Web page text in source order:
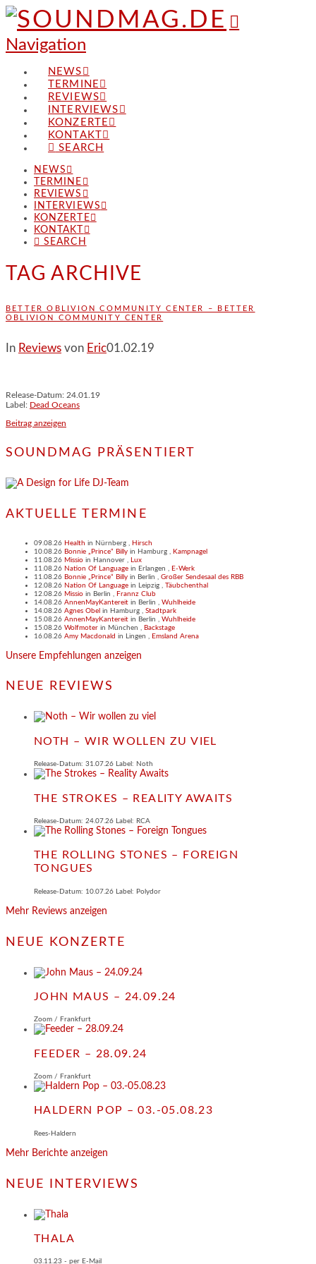
Navigation
NEWS
TERMINE
REVIEWS
INTERVIEWS
KONZERTE
KONTAKT
SEARCH
NEWS
TERMINE
REVIEWS
INTERVIEWS
KONZERTE
KONTAKT
SEARCH
TAG ARCHIVE
BETTER OBLIVION COMMUNITY CENTER – BETTER
OBLIVION COMMUNITY CENTER
In Reviews von Eric01.02.19
Release-Datum: 24.01.19
Label: Dead Oceans
Beitrag anzeigen
SOUNDMAG PRÄSENTIERT
AKTUELLE TERMINE
09.08.26 Health in Nürnberg
Hirsch
10.08.26 Bonnie „Prince“ Billy in Hamburg
Kampnagel
11.08.26 Missio in Hannover
Lux
11.08.26 Nation Of Language in Erlangen
E-Werk
11.08.26 Bonnie „Prince“ Billy in Berlin
Großer Sendesaal des RBB
12.08.26 Nation Of Language in Leipzig
Täubchenthal
12.08.26 Missio in Berlin
Frannz Club
14.08.26 AnnenMayKantereit in Berlin
Wuhlheide
14.08.26 Agnes Obel in Hamburg
Stadtpark
15.08.26 AnnenMayKantereit in Berlin
Wuhlheide
15.08.26 Wolfmoter in München
Backstage
16.08.26 Amy Macdonald in Lingen Emsland Arena
Unsere Empfehlungen anzeigen
NEUE REVIEWS
NOTH – WIR WOLLEN ZU VIEL
Release-Datum: 31.07.26 Label: Noth
THE STROKES – REALITY AWAITS
Release-Datum: 24.07.26 Label: RCA
THE ROLLING STONES – FOREIGN
TONGUES
Release-Datum: 10.07.26 Label: Polydor
Mehr Reviews anzeigen
NEUE KONZERTE
JOHN MAUS – 24.09.24
Zoom / Frankfurt
FEEDER – 28.09.24
Zoom / Frankfurt
HALDERN POP – 03.-05.08.23
Rees-Haldern
Mehr Berichte anzeigen
NEUE INTERVIEWS
THALA
03.11.23 - per E-Mail